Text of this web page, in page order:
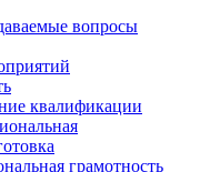
вопросы
квалификации
грамотность